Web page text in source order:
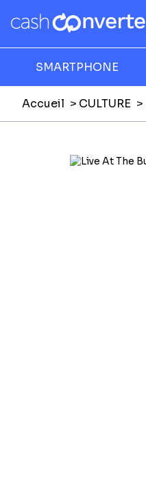
SMARTPHONE
Accueil CULTURE